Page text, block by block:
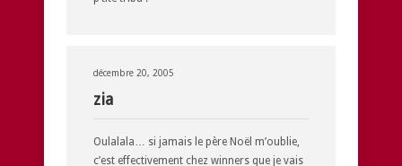
décembre 20, 2005
zia
Oulalala… si jamais le père Noël m’oublie,
c’est effectivement chez winners que je vais